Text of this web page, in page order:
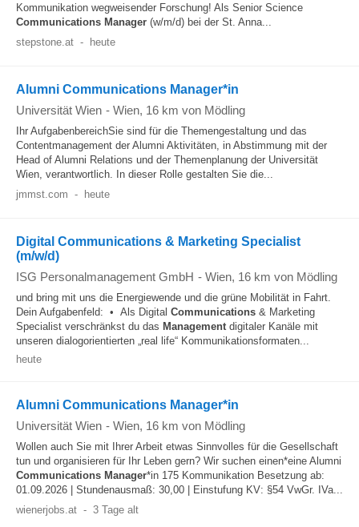
Kommunikation wegweisender Forschung! Als Senior Science
Communications Manager (w/m/d) bei der St. Anna...
stepstone.at - heute
Alumni Communications Manager*in
Universität Wien - Wien, 16 km von Mödling
Ihr AufgabenbereichSie sind für die Themengestaltung und das
Contentmanagement der Alumni Aktivitäten, in Abstimmung mit der
Head of Alumni Relations und der Themenplanung der Universität
Wien, verantwortlich. In dieser Rolle gestalten Sie die...
jmmst.com - heute
Digital Communications & Marketing Specialist
(m/w/d)
ISG Personalmanagement GmbH - Wien, 16 km von Mödling
und bring mit uns die Energiewende und die grüne Mobilität in Fahrt.
Dein Aufgabenfeld: • Als Digital Communications & Marketing
Specialist verschränkst du das Managementdigitaler Kanäle mit
unseren dialogorientierten „real life“ Kommunikationsformaten...
heute
Alumni Communications Manager*in
Universität Wien - Wien, 16 km von Mödling
Wollen auch Sie mit Ihrer Arbeit etwas Sinnvolles für die Gesellschaft
tun und organisieren für Ihr Leben gern? Wir suchen einen*eine Alumni
Communications Manager*in 175 Kommunikation Besetzung ab:
01.09.2026 | Stundenausmaß: 30,00 | Einstufung KV: §54 VwGr. IVa...
wienerjobs.at - 3 Tage alt